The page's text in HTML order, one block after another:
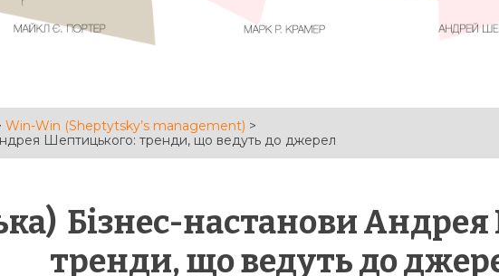
Win-Win (Sheptytsky’s management) >
Шептицького: тренди, що ведуть до джерел
Бізнес-настанови
тренди, що ведуть до